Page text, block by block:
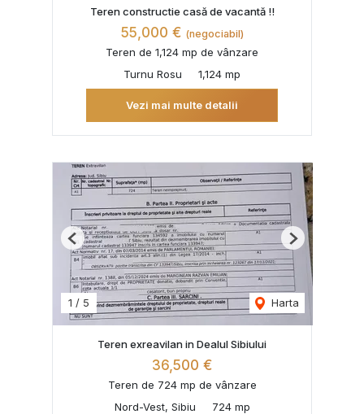
Teren constructie casă de vacantă !!
55,000 € (negociabil)
Teren de 1,124 mp de vânzare
Turnu Rosu
1,124 mp
Vezi mai multe detalii
1 / 5 Harta
Previous Next
Teren exreavilan in Dealul Sibiului
36,500 €
Teren de 724 mp de vânzare
Nord-Vest, Sibiu
724 mp